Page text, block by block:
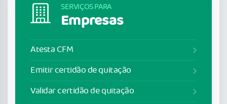
SERVIÇOS PARA
Empresas
Atesta CFM
Emitir certidão de quitação
Validar certidão de quitação